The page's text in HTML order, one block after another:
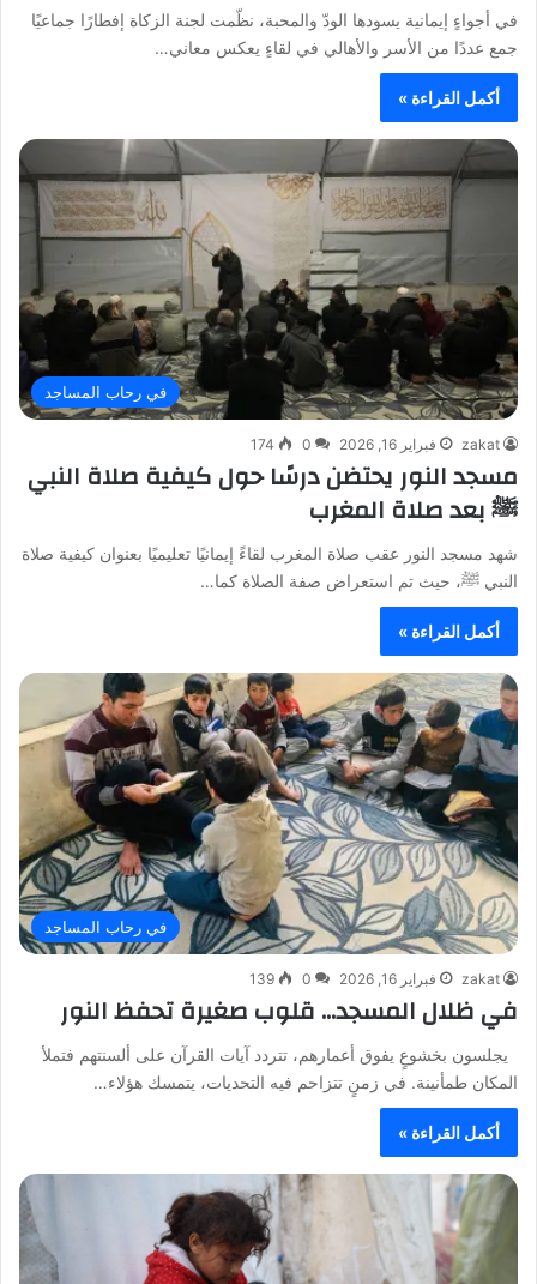
في أجواءٍ إيمانية يسودها الودّ والمحبة، نظّمت لجنة الزكاة إفطارًا جماعيًا
جمع عددًا من الأسر والأهالي في لقاءٍ يعكس معاني…
أكمل القراءة »
في رحاب المساجد
zakat فبراير 16, 2026 0
174
مسجد النور يحتضن درسًا حول كيفية صلاة النبي
ﷺ بعد صلاة المغرب
شهد مسجد النور عقب صلاة المغرب لقاءً إيمانيًا تعليميًا بعنوان كيفية صلاة
النبي ﷺ، حيث تم استعراض صفة الصلاة كما…
أكمل القراءة »
في رحاب المساجد
zakat فبراير 16, 2026 0
139
في ظلال المسجد… قلوب صغيرة تحفظ النور
يجلسون بخشوعٍ يفوق أعمارهم، تتردد آيات القرآن على ألسنتهم فتملأ
المكان طمأنينة. في زمنٍ تتزاحم فيه التحديات، يتمسك هؤلاء…
أكمل القراءة »